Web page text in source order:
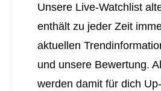
Unsere Live-Watchlist
enthält zu jeder Zeit
aktuellen
und unsere Bewertung.
werden damit für dich